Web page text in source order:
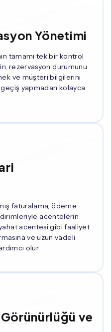
Yönetimi
tamamı tek bir kontrol
rezervasyon durumunu
ve müşteri bilgilerini
yapmadan kolayca
faturalama, ödeme
acentelerin
acentesi gibi faaliyet
ve uzun vadeli
olur.
ve